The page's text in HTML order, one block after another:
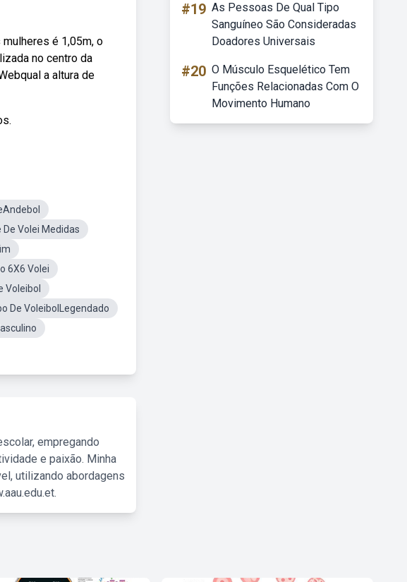
é 1,05m, o
no centro da
a altura de
Volei Medidas
6X6 Volei
Voleibol
De VoleibolLegendado
empregando
e paixão. Minha
utilizando abordagens
#19 As Pessoas De Qual Tipo
Sanguíneo São Consideradas
Doadores Universais
#20 O Músculo Esquelético Tem
Funções Relacionadas Com O
Movimento Humano